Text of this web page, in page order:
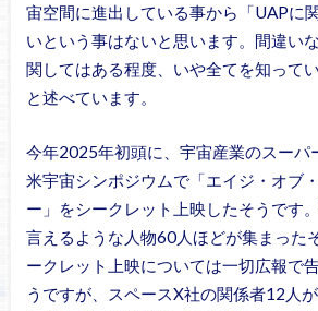
宙空間に進出している事から「UAPに
いという事はないと思います。間違い
関してはある程度、いや全てを知って
と述べています。
今年2025年初頭に、宇宙産業のスーパ
米宇宙シンポジウムで「エイジ・オブ
ー」をシークレット上映したそうです
言えるような人物60人ほどが集まった
ークレット上映については一切広報で
うですが、スペースX社の関係者12人